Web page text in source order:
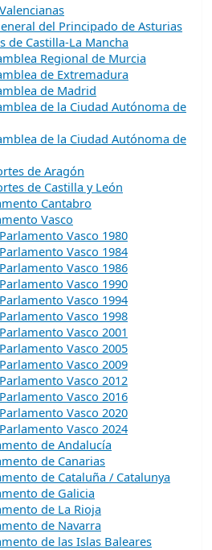
del Principado de Asturias
de Castilla-La Mancha
Regional de Murcia
de Extremadura
de Madrid
de la Ciudad Autónoma de
de la Ciudad Autónoma de
de Aragón
de Castilla y León
Cantabro
Vasco
Vasco 1980
Vasco 1984
Vasco 1986
Vasco 1990
Vasco 1994
Vasco 1998
Vasco 2001
Vasco 2005
Vasco 2009
Vasco 2012
Vasco 2016
Vasco 2020
Vasco 2024
de Andalucía
de Canarias
de Cataluña / Catalunya
de Galicia
de La Rioja
de Navarra
de las Islas Baleares